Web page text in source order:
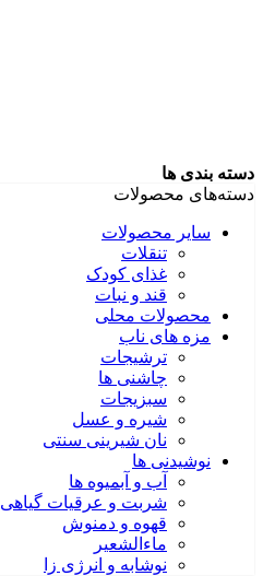
دسته بندی ها
دسته‌های محصولات
سایر محصولات
تنقلات
غذای کودک
قند و نبات
محصولات محلی
مزه های ناب
ترشیجات
چاشنی ها
سبزیجات
شیره و عسل
نان شیرینی سنتی
نوشیدنی ها
آب و آبمیوه ها
شربت و عرقیات گیاهی
قهوه و دمنوش
ماءالشعیر
نوشابه و انرژی زا